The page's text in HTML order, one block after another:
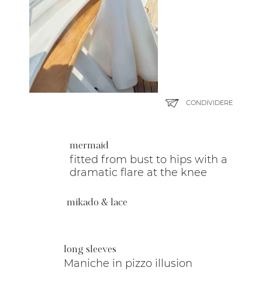
mermaid
fitted from bust to hips with a
dramatic flare at the knee
mikado & lace
long sleeves
Maniche in pizzo illusion
CONDIVIDERE